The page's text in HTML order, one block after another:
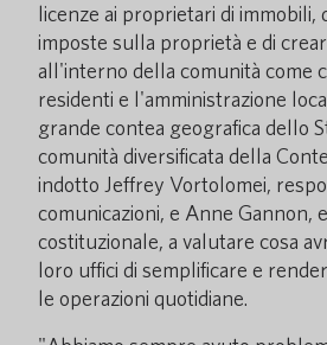
licenze ai proprietari di immobili,
imposte sulla proprietà e di
all'interno della comunità come
residenti e l'amministrazione
grande contea geografica dello
comunità diversificata della
indotto Jeffrey Vortolomei,
comunicazioni, e Anne Gannon,
costituzionale, a valutare cosa
loro uffici di semplificare e
le operazioni quotidiane.